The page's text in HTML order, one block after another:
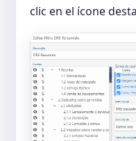
clic en el ícone